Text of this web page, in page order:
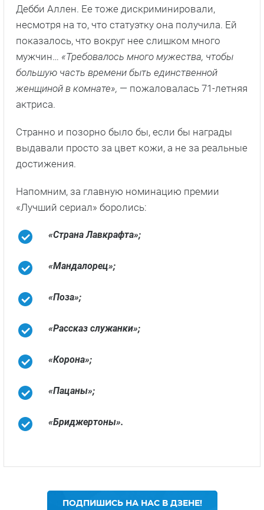
Дебби Аллен. Ее тоже дискриминировали,
несмотря на то, что статуэтку она получила. Ей
показалось, что вокруг нее слишком много
мужчин… «Требовалось много мужества, чтобы
большую часть времени быть единственной
женщиной в комнате», — пожаловалась 71-летняя
актриса.
Странно и позорно было бы, если бы награды
выдавали просто за цвет кожи, а не за реальные
достижения.
Напомним, за главную номинацию премии
«Лучший сериал» боролись:
«Страна Лавкрафта»;
«Мандалорец»;
«Поза»;
«Рассказ служанки»;
«Корона»;
«Пацаны»;
«Бриджертоны».
ПОДПИШИСЬ НА НАС В ДЗЕНЕ!